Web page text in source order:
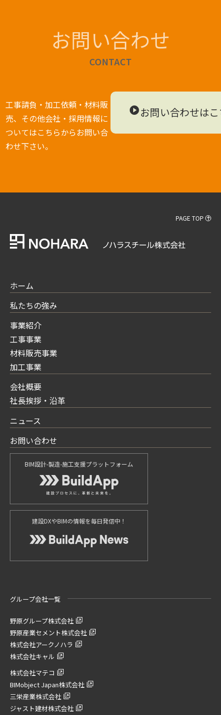
お問い合わせ
CONTACT
工事請負・加工依頼・材料販
売、 その他会社・採用情報に
ついてはこちらからお問い合
わせ下さい。
お問い合わせは
PAGE TOP
ホーム
私たちの強み
事業紹介
工事事業
材料販売事業
加工事業
会社概要
社長挨拶・沿革
ニュース
お問い合わせ
BIM設計-製造-施工支援プラットフォーム
建設DXやBIMの情報を毎日発信中！
グループ会社一覧
野原グループ株式会社
野原産業セメント株式会社
株式会社アークノハラ
株式会社キャル
株式会社マテコ
BIMobject Japan株式会社
三栄産業株式会社
ジャスト建材株式会社